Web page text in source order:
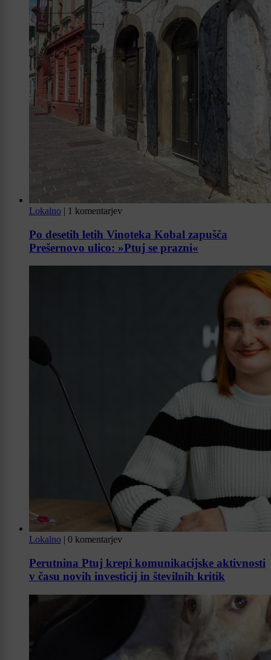
Lokalno | 1 komentarjev
Po desetih letih Vinoteka Kobal zapušča
Prešernovo ulico: »Ptuj se prazni«
Lokalno | 0 komentarjev
Perutnina Ptuj krepi komunikacijske aktivnosti
v času novih investicij in številnih kritik